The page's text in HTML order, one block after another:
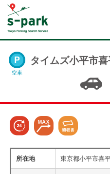
空車
タイムズ小平市
所在地 東京都小平市喜